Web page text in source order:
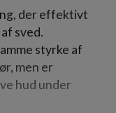
der effektivt
sved.
styrke af
men er
hud under